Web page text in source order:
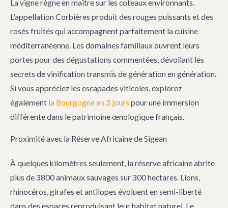
La vigne règne en maître sur les coteaux environnants.
L’appellation Corbières produit des rouges puissants et des
rosés fruités qui accompagnent parfaitement la cuisine
méditerranéenne. Les domaines familiaux ouvrent leurs
portes pour des dégustations commentées, dévoilant les
secrets de vinification transmis de génération en génération.
Si vous appréciez les escapades viticoles, explorez
également la Bourgogne en 3 jours pour une immersion
différente dans le patrimoine œnologique français.
Proximité avec la Réserve Africaine de Sigean
À quelques kilomètres seulement, la réserve africaine abrite
plus de 3800 animaux sauvages sur 300 hectares. Lions,
rhinocéros, girafes et antilopes évoluent en semi-liberté